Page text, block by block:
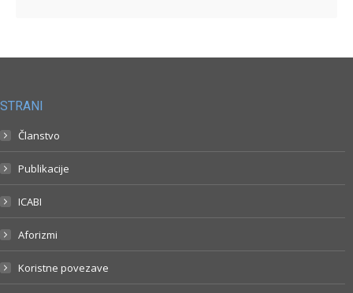
STRANI
Članstvo
Publikacije
ICABI
Aforizmi
Koristne povezave